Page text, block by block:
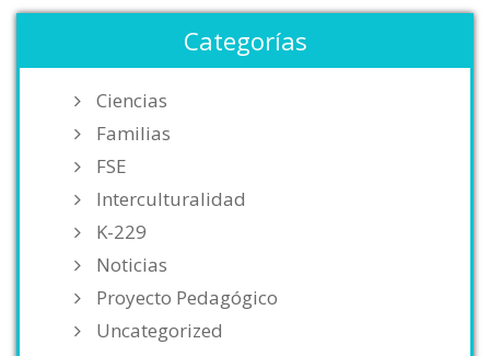
Categorías
Ciencias
Familias
FSE
Interculturalidad
K-229
Noticias
Proyecto Pedagógico
Uncategorized